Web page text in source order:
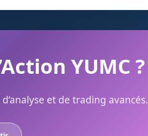
YUMC ?
et de trading avancés.